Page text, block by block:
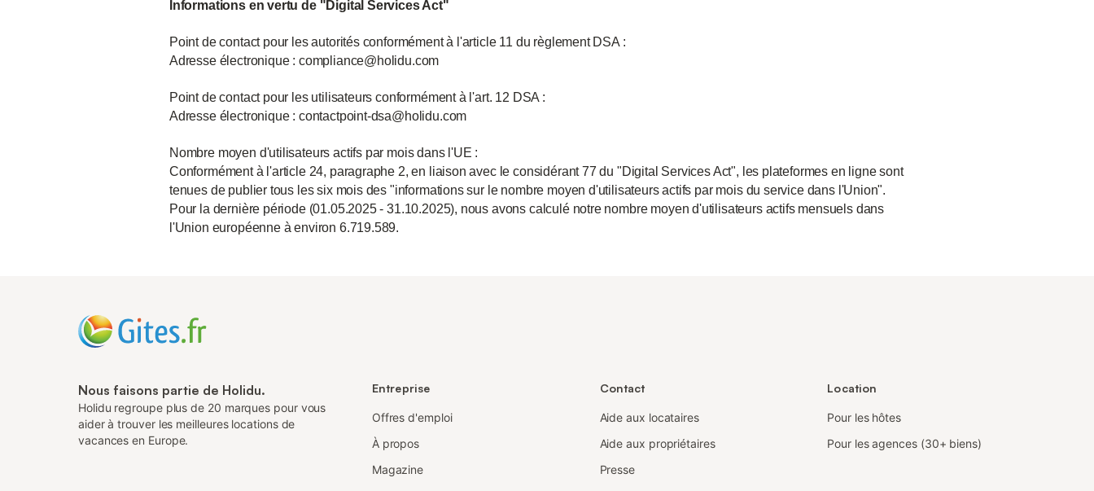
Informations en vertu de "Digital Services Act"
Point de contact pour les autorités conformément à l'article 11 du règlement DSA :
Adresse électronique : compliance@holidu.com
Point de contact pour les utilisateurs conformément à l'art. 12 DSA :
Adresse électronique : contactpoint-dsa@holidu.com
Nombre moyen d'utilisateurs actifs par mois dans l'UE :
Conformément à l'article 24, paragraphe 2, en liaison avec le considérant 77 du "Digital Services Act", les plateformes en ligne sont
tenues de publier tous les six mois des "informations sur le nombre moyen d'utilisateurs actifs par mois du service dans l'Union".
Pour la dernière période (01.05.2025 - 31.10.2025), nous avons calculé notre nombre moyen d'utilisateurs actifs mensuels dans
l'Union européenne à environ 6.719.589.
Nous faisons partie de Holidu.
Holidu regroupe plus de 20 marques pour vous
aider à trouver les meilleures locations de
vacances en Europe.
Entreprise
Offres d'emploi
À propos
Magazine
Contact
Aide aux locataires
Aide aux propriétaires
Presse
Location
Pour les hôtes
Pour les agences (30+ biens)